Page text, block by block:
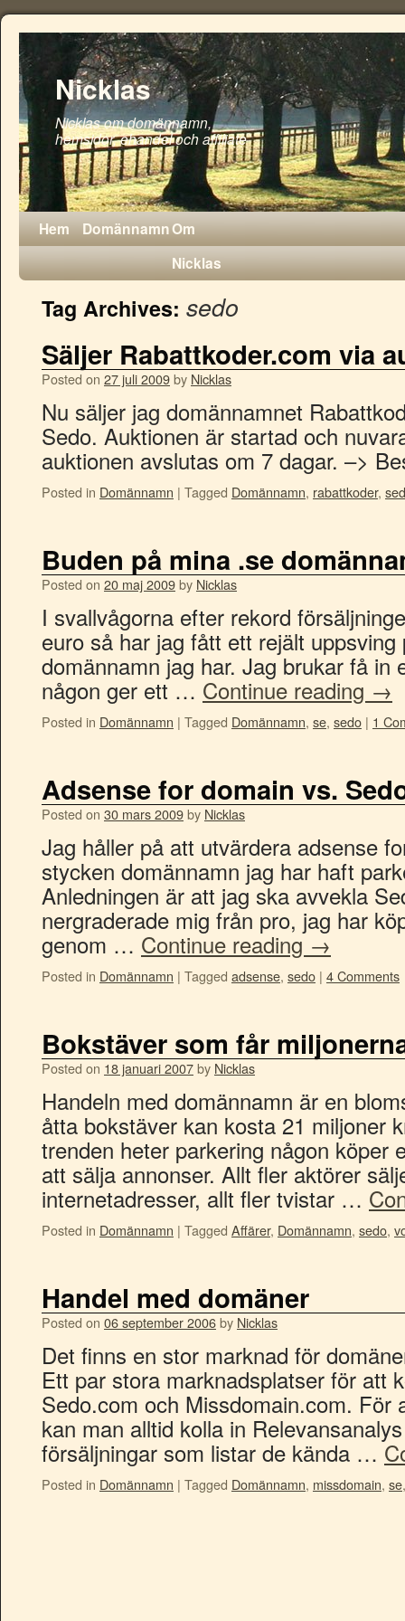
Nicklas
Nicklas om domännamn,
hemsidor, ehandel och affiliate
Hem DomännamnOm
Nicklas
Tag Archives: sedo
Säljer Rabattkoder.com via
Posted on 27 juli 2009by Nicklas
Nu säljer jag domännamnet
Sedo. Auktionen är startad och
auktionen avslutas om 7 dagar. –>
Posted in Domännamn | Tagged Domännamn, rabattkoder,
Buden på mina .se
Posted on 20 maj 2009by Nicklas
I svallvågorna efter rekord
euro så har jag fått ett rejält
domännamn jag har. Jag brukar få in
någon ger ett … Continue reading →
Posted in Domännamn | Tagged Domännamn, se, sedo | 1
Adsense for domain vs.
Posted on 30 mars 2009by Nicklas
Jag håller på att utvärdera adsense
stycken domännamn jag har haft
Anledningen är att jag ska avvekla
nergraderade mig från pro, jag har
genom … Continue reading →
Posted in Domännamn | Tagged adsense, sedo | 4 Comments
Bokstäver som får
Posted on 18 januari 2007by Nicklas
Handeln med domännamn är en
åtta bokstäver kan kosta 21 miljoner
trenden heter parkering någon köper
att sälja annonser. Allt fler aktörer
internetadresser, allt fler tvistar …
Posted in Domännamn | Tagged Affärer, Domännamn, sedo,
Handel med domäner
Posted on 06 september 2006by Nicklas
Det finns en stor marknad för
Ett par stora marknadsplatser för att
Sedo.com och Missdomain.com. För
kan man alltid kolla in
försäljningar som listar de kända …
Posted in Domännamn | Tagged Domännamn, missdomain, se